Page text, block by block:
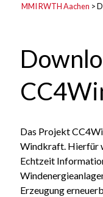
MMI RWTH Aachen >
Das Projekt
Windkraft. Hierfür
Echtzeit
Erzeugung